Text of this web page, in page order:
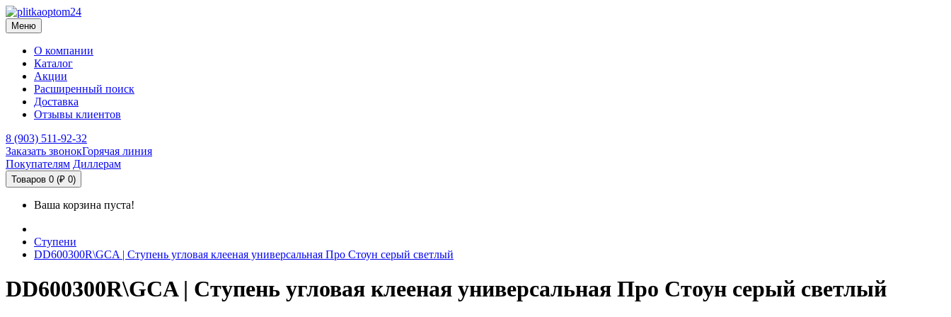
Меню
О компании
Каталог
Акции
Расширенный поиск
Доставка
Отзывы клиентов
8 (903) 511-92-32
Заказать звонокГорячая линия
Покупателям Диллерам
Товаров 0 (₽ 0)
Ваша корзина пуста!
Ступени
DD600300R\GCA | Ступень угловая клееная универсальная Про Стоун серый светлый
DD600300R\GCA | Ступень угловая клееная универсальная Про Стоун серый светлый